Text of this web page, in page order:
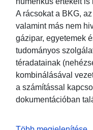
A rácsokat a BKG,
valamint más nem
gázipar, egyetemek
tudományos
téradatainak
kombinálásával
a számítással
dokumentációban